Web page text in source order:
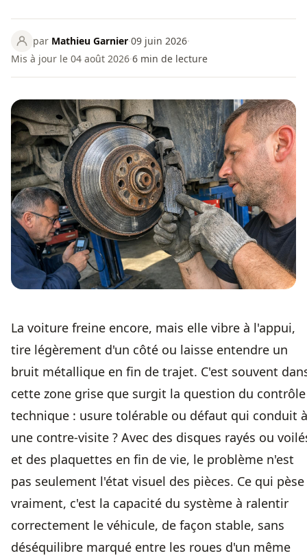
par Mathieu Garnier·09 juin 2026·
Mis à jour le 04 août 2026·6 min de lecture
La voiture freine encore, mais elle vibre à l'appui,
tire légèrement d'un côté ou laisse entendre un
bruit métallique en fin de trajet. C'est souvent
cette zone grise que surgit la question du contrôle
technique : usure tolérable ou défaut qui conduit à
une contre-visite ? Avec des disques rayés ou
et des plaquettes en fin de vie, le problème n'est
pas seulement l'état visuel des pièces. Ce qui pèse
vraiment, c'est la capacité du système à ralentir
correctement le véhicule, de façon stable, sans
déséquilibre marqué entre les roues d'un même